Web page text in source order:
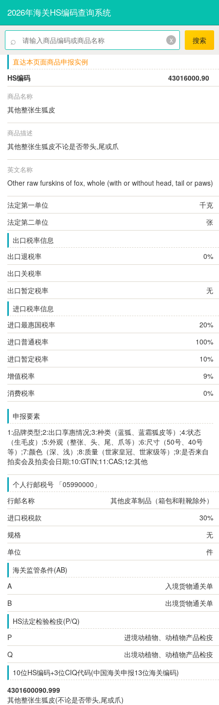
2026年海关HS编码查询系统
⌕ x 搜索
直达本页面商品申报实例
HS编码
43016000.90
商品名称
其他整张生狐皮
商品描述
其他整张生狐皮不论是否带头,尾或爪
英文名称
Other raw furskins of fox, whole (with or without head, tail or paws)
法定第一单位
千克
法定第二单位
张
出口税率信息
出口退税率
0%
出口关税率
出口暂定税率
无
进口税率信息
进口最惠国税率
20%
进口普通税率
100%
进口暂定税率
10%
增值税率
9%
消费税率
0%
申报要素
1:品牌类型;2:出口享惠情况;3:种类（蓝狐、蓝霜狐皮等）;4:状态
（生毛皮）;5:外观（整张、头、尾、爪等）;6:尺寸（50号、40号
等）;7:颜色（深、浅）;8:质量（世家皇冠、世家级等）;9:是否来自
拍卖会及拍卖会日期;10:GTIN;11:CAS;12:其他
个人行邮税号 「05990000」
行邮名称
其他皮革制品（箱包和鞋靴除外）
进口税税款
30%
规格
无
单位
件
海关监管条件(AB)
A
入境货物通关单
B
出境货物通关单
HS法定检验检疫(P/Q)
P
进境动植物、动植物产品检疫
Q
出境动植物、动植物产品检疫
10位HS编码+3位CIQ代码(中国海关申报13位海关编码)
4301600090.999
其他整张生狐皮(不论是否带头,尾或爪)